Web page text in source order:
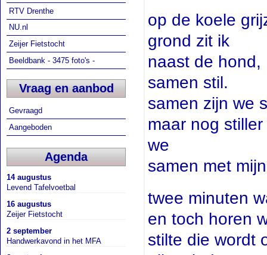
RTV Drenthe
NU.nl
Zeijer Fietstocht
Beeldbank - 3475 foto's -
Vraag en aanbod
Gevraagd
Aangeboden
Agenda
14 augustus
Levend Tafelvoetbal
16 augustus
Zeijer Fietstocht
2 september
Handwerkavond in het MFA
op de koele
grond zit ik
naast de hond,
samen stil.
samen zijn we
maar nog stiller
we
samen met
twee minuten
en toch horen
stilte die wordt